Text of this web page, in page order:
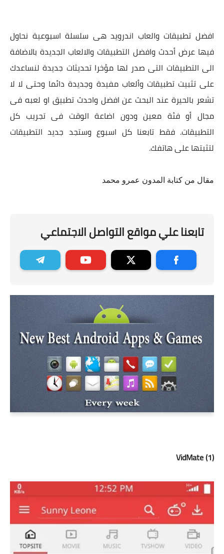
افضل تطبيقات والعاب اندرويد هى سلسلة اسبوعية نحاول
فيها عرض أحدث وافضل التطبيقات والالعاب الجديدة بالاضافة
الى التطبيقات التى صدر لها مؤخرا تحديثات جديدة لنساعدك
على تثبيت تطبيقات وألعاب مفيدة وجديدة دائما وحتى لا لا
تشعر بالحيرة عند البحث عن افضل واحدث تطبيق او لعبه فى
مجال أو فئة معين ودون اضاعة الوقت فى تجريب كل
التطبيقات. فقط تابعنا كل اسبوع وستجد جديد التطبيقات
لتثبتها على هاتفك.
مقال من كتابة المدون عمرو محمد
تابعنا علي مواقع التواصل الاجتماعي
(1) VidMate